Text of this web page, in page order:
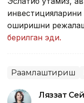
оширишни
берилган эди.
Рақамлаштириш
Ляззат